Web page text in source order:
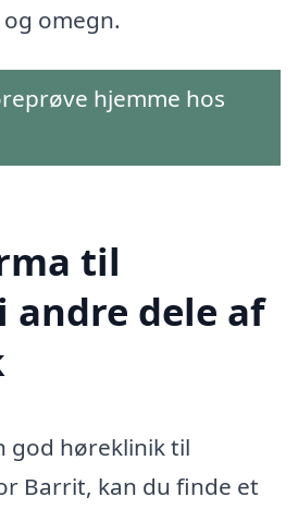
omegn.
hjemme hos
til
andre dele af
god høreklinik til
Barrit, kan du finde et